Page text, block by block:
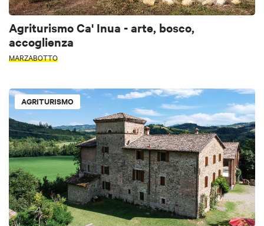
Agriturismo Ca' Inua - arte, bosco,
accoglienza
MARZABOTTO
AGRITURISMO